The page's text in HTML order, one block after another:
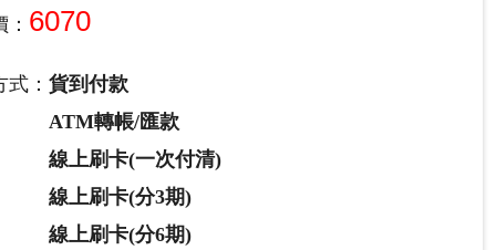
6070
： 貨到付款
ATM轉帳/匯款
線上刷卡(一次付清)
線上刷卡(分3期)
線上刷卡(分6期)